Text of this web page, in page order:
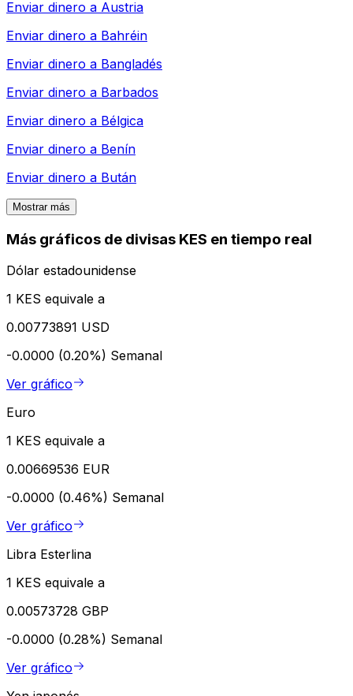
Enviar dinero a Austria
Enviar dinero a Bahréin
Enviar dinero a Bangladés
Enviar dinero a Barbados
Enviar dinero a Bélgica
Enviar dinero a Benín
Enviar dinero a Bután
Mostrar más
Más gráficos de divisas KES en tiempo real
Dólar estadounidense
1 KES equivale a
0.00773891 USD
-0.0000 (0.20%) Semanal
Ver gráfico
Euro
1 KES equivale a
0.00669536 EUR
-0.0000 (0.46%) Semanal
Ver gráfico
Libra Esterlina
1 KES equivale a
0.00573728 GBP
-0.0000 (0.28%) Semanal
Ver gráfico